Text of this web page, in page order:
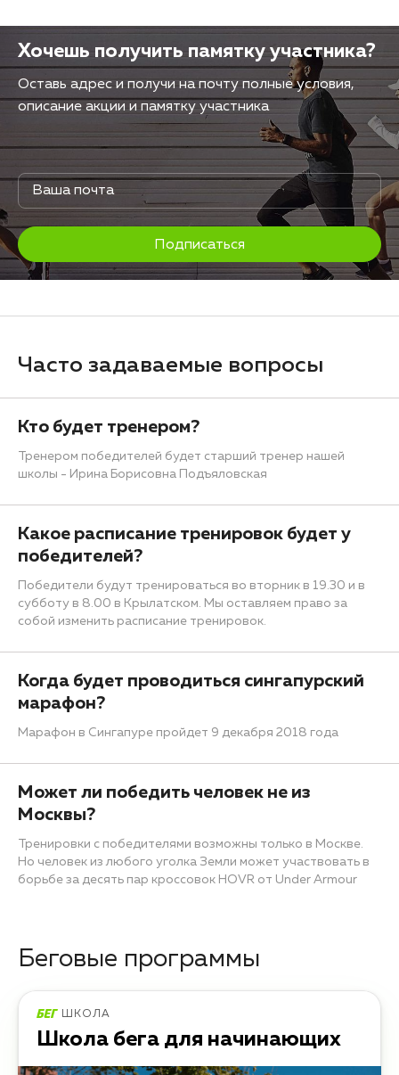
Хочешь получить памятку участника?
Оставь адрес и получи на почту полные условия,
описание акции и памятку участника
Подписаться
Часто задаваемые вопросы
Кто будет тренером?
Тренером победителей будет старший тренер нашей
школы - Ирина Борисовна Подъяловская
Какое расписание тренировок будет у
победителей?
Победители будут тренироваться во вторник в 19.30 и в
субботу в 8.00 в Крылатском. Мы оставляем право за
собой изменить расписание тренировок.
Когда будет проводиться сингапурский
марафон?
Марафон в Сингапуре пройдет 9 декабря 2018 года
Может ли победить человек не из
Москвы?
Тренировки с победителями возможны только в Москве.
Но человек из любого уголка Земли может участвовать в
борьбе за десять пар кроссовок HOVR от Under Armour
Беговые программы
ШКОЛА
Школа бега для начинающих